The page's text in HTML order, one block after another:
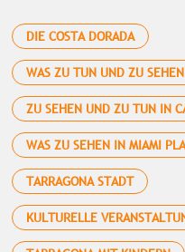
DIE COSTA DORADA
WAS ZU TUN UND ZU
ZU SEHEN UND ZU TUN IN
WAS ZU SEHEN IN MIAMI
TARRAGONA STADT
KULTURELLE